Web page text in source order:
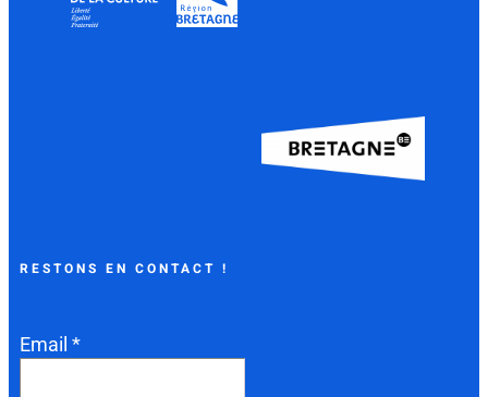
RESTONS EN CONTACT !
Email *